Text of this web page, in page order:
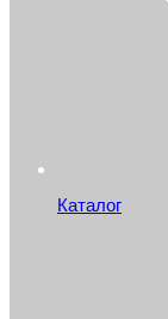
Каталог